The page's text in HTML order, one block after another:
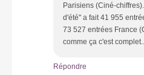
Parisiens (Ciné-
d'été" a fait 41 955
73 527 entrées France
comme ça c'est complet...
Répondre